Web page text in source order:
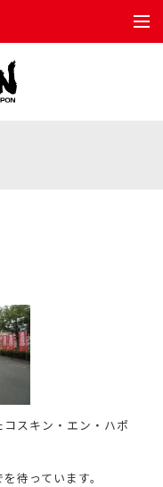
ン・エン・ハポ
ています。